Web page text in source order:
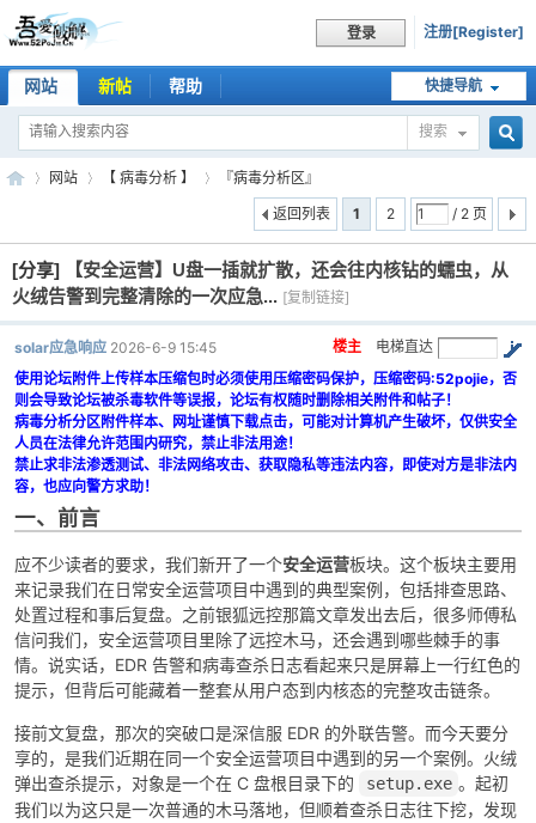
登录 注册[Register]
快捷导航
网站 新帖 帮助
搜索
索
吾
爱
破
»
网站
›
【 病毒分析 】
›
『病毒分析区』
1
2 / 2 页
返回列表
[分享]
【安全运营】U盘一插就扩散，还会往内核钻的蠕虫，从
火绒告警到完整清除的一次应急... [复制链接]
电梯直达
楼主
solar应急响应 2026-6-9 15:45
使用论坛附件上传样本压缩包时必须使用压缩密码保护，压缩密码:52pojie，否
则会导致论坛被杀毒软件等误报，论坛有权随时删除相关附件和帖子！
病毒分析分区附件样本、网址谨慎下载点击，可能对计算机产生破坏，仅供安全
人员在法律允许范围内研究，禁止非法用途！
禁止求非法渗透测试、非法网络攻击、获取隐私等违法内容，即使对方是非法内
容，也应向警方求助！
一、前言
应不少读者的要求，我们新开了一个安全运营板块。这个板块主要用
来记录我们在日常安全运营项目中遇到的典型案例，包括排查思路、
处置过程和事后复盘。之前银狐远控那篇文章发出去后，很多师傅私
信问我们，安全运营项目里除了远控木马，还会遇到哪些棘手的事
情。说实话，EDR 告警和病毒查杀日志看起来只是屏幕上一行红色的
提示，但背后可能藏着一整套从用户态到内核态的完整攻击链条。
接前文复盘，那次的突破口是深信服 EDR 的外联告警。而今天要分
享的，是我们近期在同一个安全运营项目中遇到的另一个案例。火绒
弹出查杀提示，对象是一个在 C 盘根目录下的
setup.exe 。起初
我们以为这只是一次普通的木马落地，但顺着查杀日志往下挖，发现